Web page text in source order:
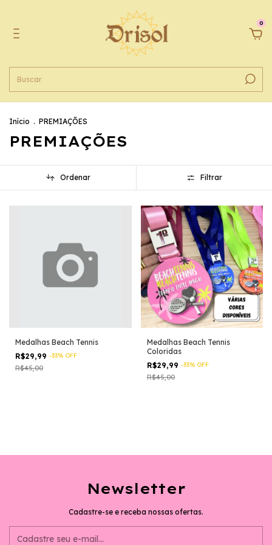
0
Início . PREMIAÇÕES
PREMIAÇÕES
Ordenar Filtrar
Medalhas Beach Tennis
R$29,99 -33% OFF
R$45,00
Medalhas Beach Tennis
Coloridas
R$29,99 -33% OFF
R$45,00
Newsletter
Cadastre-se e receba nossas ofertas.